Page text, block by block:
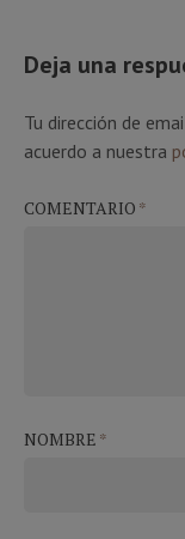
Deja una
Tu dirección de
acuerdo a nuestra
COMENTARIO *
NOMBRE *